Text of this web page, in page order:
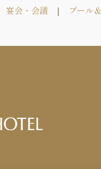
宴会・会議 プール